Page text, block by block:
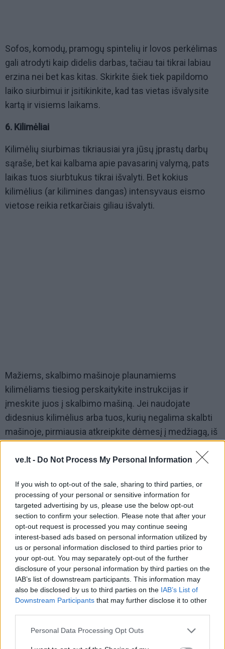
ve.lt - Do Not Process My Personal Information
If you wish to opt-out of the sale, sharing to third parties, or
processing of your personal or sensitive information for
targeted advertising by us, please use the below opt-out
section to confirm your selection. Please note that after your
opt-out request is processed you may continue seeing
interest-based ads based on personal information utilized by
us or personal information disclosed to third parties prior to
your opt-out. You may separately opt-out of the further
disclosure of your personal information by third parties on the
IAB’s list of downstream participants. This information may
also be disclosed by us to third parties on the IAB’s List of
Downstream Participants that may further disclose it to other
Personal Data Processing Opt Outs
Sofos, komodų, pramogų spintelių ir lovos perkėlimas
gali atrodyti kaip didelis darbas, tačiau tai tikrai labiau
erzina nei bet kas kitas. Skirkite šiek tiek papildomo
laiko siurbimui ir įsitikinkite, kad tas vietas išvalysite
kartą ir visiems laikams.
6. Kilimėliai
Kilimėlių siurbimas tikriausiai yra jūsų įprastų darbų
sąraše, bet kai kalbama apie pavasarinį valymą, pats
laikas tuos siurbtukus tikrai išvalyti. Bet kokius
kilimėlius (ar kilimines dangas) intensyvaus eismo
vietose reikia retkarčiais giliau išvalyti.
Mažiems, skalbimo mašinoje plaunamiems
kilimėliams tiesiog perskaitykite instrukcijas ir
įmeskite juos į skalbimo mašiną. Jei naudojate
didesnius kilimėlius arba tuos, kurių negalima skalbti
mašinoje, pirmiausia atkreipkite dėmesį į medžiagą, iš
veiksmų planą.
Tada, kaip rekomendavo „Architectural Digest“,
pirmiausia nusiurbkite dulkių siurbliu ir po to
nuvalykite kilimų valymo tirpalą, kad išvalytumėte
visas dėmes ar užsilikusius nešvarumus.
Nepamirškite įsitikinti, kad jis gerai išdžiovintas, prieš
eidami ant jo arba perkeldami baldus atgal.